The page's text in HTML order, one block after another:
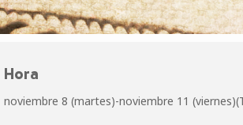
Hora
noviembre 8 (martes)-noviembre 11 (viernes)